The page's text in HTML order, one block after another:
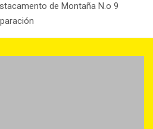
de Montaña N.o 9